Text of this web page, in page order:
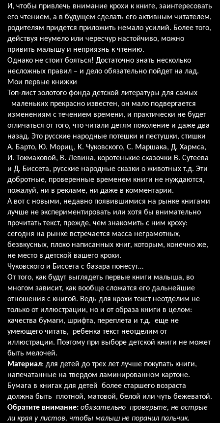
И, чтобы привлечь внимание крохи к книге, заинтересовать
его чтением, а в будущем сделать его активным читателем,
родителям придется приложить немало усилий. Более того,
действуя неумело или чересчур настойчиво, можно
привить малышу и неприязнь к чтению.
Однако не стоит бояться! Достаточно знать несколько
несложных правил – и дело обязательно пойдет на лад.
Мои первые книжки
Топ-лист золотого фонда детской литературы для самых
маленьких прекрасно известен, он мало подвергается
изменениям с течением времени, и практически не будет
отличаться от того, что читали детям поколение и даже два
назад. Это русские народные потешки и пестушки, стишки
А. Барто, Ю. Мориц, К. Чуковского, С. Маршака, Д. Хармса,
И. Токмаковой, В. Левина, коротенькие сказочки В. Сутеева
и Д. Биссета, русские народные сказки о животных т.д. Эти
добротные, проверенные временем книги не нуждаются,
пожалуй, ни в рекламе, ни даже в комментарии.
А вот с новыми, недавно появившимися на рынке книгами
лучше не экспериментировать или хотя бы внимательно
прочитать текст, прежде, чем знакомить с ним кроху:
сегодня на рынке встречается масса неграмотных,
безвкусных, плохо написанных книг, которым, конечно же,
не место в детской вашего крохи.
Чуковского и Биссета с базара понесут…
От того, как будут выглядеть первые книги малыша, во
многом зависит, как вообще сложатся его дальнейшие
отношения с книгой. Ведь для крохи текст неотделим не
только от иллюстрации, но и от образа книги в целом:
качества бумаги, шрифта, переплета и т.д. еще не
умеющего читать, ребенка текст неотделим от
иллюстрации. Поэтому при выборе детской книги не может
быть мелочей.
Материал: для детей до трех лет лучше покупать книги,
напечатанные на твердом ламинированном картоне.
Бумага в книгах для детей более старшего возраста
должна быть плотной, матовой, белой или чуть бежеватой.
Обратите внимание: обязательно проверьте, не острые
ли края у листов, чтобы малыш не поранил пальчик.